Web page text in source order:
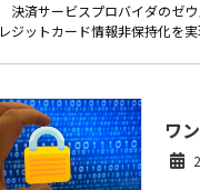
決済サービスプロバイダのゼ
レジットカード情報非保持化を
ワ